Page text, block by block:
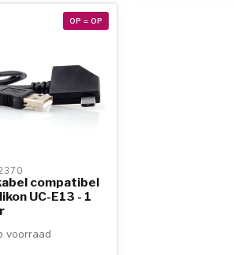
OP = OP
compatibel
UC-E13 - 1
voorraad